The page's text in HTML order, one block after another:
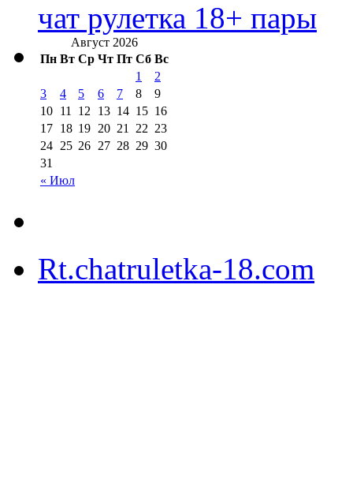
чат рулетка 18+ пары
Август 2026
Пн Вт Ср Чт Пт Сб Вс
« Июл
1
2
3
4 5 6 7 8
9
10 11 12 13 14 15 16
17 18 19 20 21 22 23
24 25 26 27 28 29 30
31
Rt.chatruletka-18.com